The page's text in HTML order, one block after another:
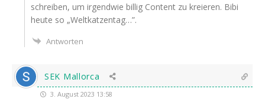
schrei­ben, um irgend­wie bil­lig Con­tent zu kre­ieren. Bibi
heu­te so „Welt­kat­zen­tag…”.
Antworten
SEK Mallorca
3. August 2023 13:58